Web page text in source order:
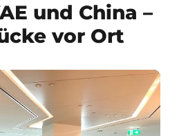
und China –
vor Ort